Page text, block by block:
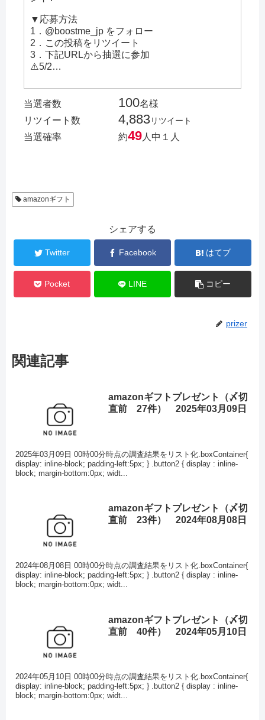
▼応募方法
1．@boostme_jp をフォロー
2．この投稿をリツイート
3．下記URLから抽選に参加
⚠️5/2…
当選者数 100名様
リツイート数
4,883リツイート
当選確率 約49 人中１人
amazonギフト
シェアする
Twitter Facebook はてブ
Pocket LINE コピー
prizer
関連記事
amazonギフトプレゼント（〆切
直前 27件） 2025年03月09日
2025年03月09日 00時00分時点の調査結果をリスト化.boxContainer{
display: inline-block; padding-left:5px; } .button2 { display : inline-
block; margin-bottom:0px; widt...
amazonギフトプレゼント（〆切
直前 23件） 2024年08月08日
2024年08月08日 00時00分時点の調査結果をリスト化.boxContainer{
display: inline-block; padding-left:5px; } .button2 { display : inline-
block; margin-bottom:0px; widt...
amazonギフトプレゼント（〆切
直前 40件） 2024年05月10日
2024年05月10日 00時00分時点の調査結果をリスト化.boxContainer{
display: inline-block; padding-left:5px; } .button2 { display : inline-
block; margin-bottom:0px; widt...